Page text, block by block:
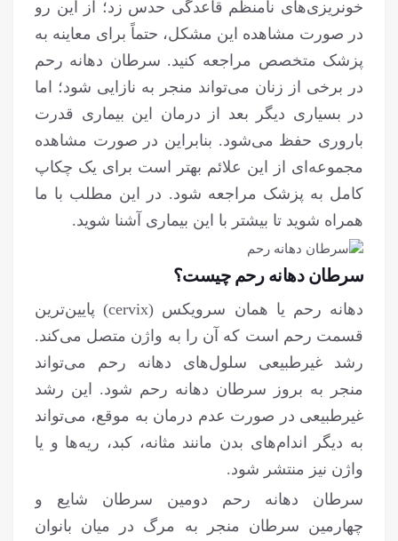
خونریزی‌های نامنظم قاعدگی حدس زد؛ از این رو
در صورت مشاهده این مشکل، حتماً برای معاینه به
پزشک متخصص مراجعه کنید. سرطان دهانه رحم
در برخی از زنان می‌تواند منجر به نازایی شود؛ اما
در بسیاری دیگر بعد از درمان این بیماری قدرت
باروری حفظ می‌شود. بنابراین در صورت مشاهده
مجموعه‌ای از این علائم بهتر است برای یک چکاپ
کامل به پزشک مراجعه شود. در این مطلب با ما
همراه شوید تا بیشتر با این بیماری آشنا شوید.
سرطان دهانه رحم چیست؟
دهانه رحم یا همان سرویکس (cervix) پایین‌ترین
قسمت رحم است که آن را به واژن متصل می‌کند.
رشد غیرطبیعی سلول‌های دهانه رحم می‌تواند
منجر به بروز سرطان دهانه رحم شود. این رشد
غیرطبیعی در صورت عدم درمان به موقع، می‌تواند
به دیگر اندام‌های بدن مانند مثانه، کبد، ریه‌ها و یا
واژن نیز منتشر شود.
سرطان دهانه رحم دومین سرطان شایع و
چهارمین سرطان منجر به مرگ در میان بانوان